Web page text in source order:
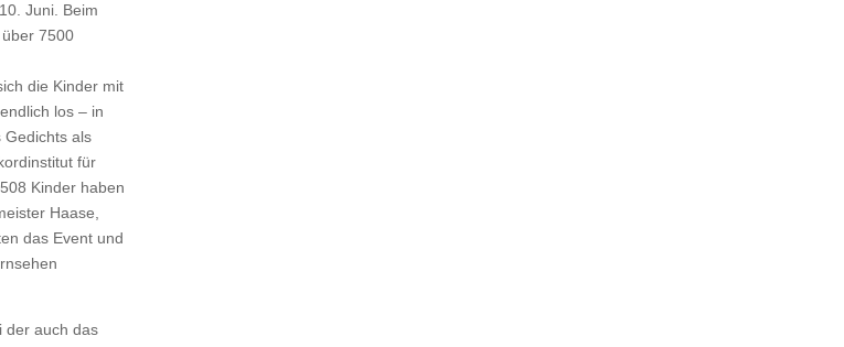
Juni. Beim
7500
die Kinder mit
los – in
Gedichts als
für
Kinder haben
Haase,
das Event und
der auch das